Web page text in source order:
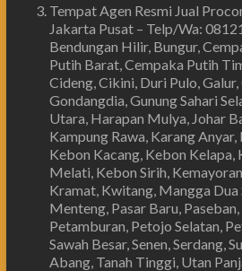
Tempat Agen Resmi Jual
Jakarta Pusat – Telp/Wa:
Bendungan Hilir, Bungur,
Putih Barat, Cempaka Putih
Cideng, Cikini, Duri Pulo, Galur,
Gondangdia, Gunung Sahari
Utara, Harapan Mulya, Johar
Kampung Rawa, Karang
Kebon Kacang, Kebon Kelapa,
Melati, Kebon Sirih,
Kramat, Kwitang, Mangga Dua
Menteng, Pasar Baru, Paseban,
Petamburan, Petojo Selatan,
Sawah Besar, Senen, Serdang,
Abang, Tanah Tinggi, Utan